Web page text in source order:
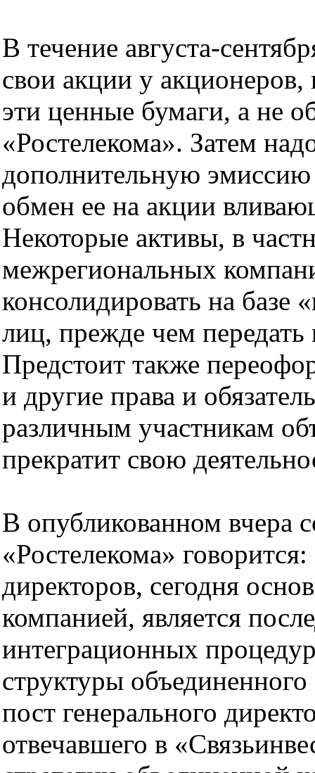
В течение августа-
свои акции у акционеров,
эти ценные бумаги, а не
«Ростелекома». Затем
дополнительную эмиссию
обмен ее на акции
Некоторые активы, в
межрегиональных
консолидировать на
лиц, прежде чем передать
Предстоит также
и другие права и
различным участникам
прекратит свою
В опубликованном вчера
«Ростелекома»
директоров, сегодня
компанией, является
интеграционных
структуры
пост генерального
отвечавшего в